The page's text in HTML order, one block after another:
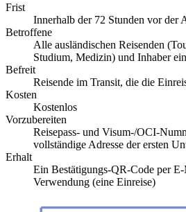
Frist
Innerhalb der 72 Stunden vor der
Betroffene
Alle ausländischen Reisenden
Studium, Medizin) und Inhaber
Befreit
Reisende im Transit, die die
Kosten
Kostenlos
Vorzubereiten
Reisepass- und Visum-/OCI-
vollständige Adresse der ersten
Erhalt
Ein Bestätigungs-QR-Code per
Verwendung (eine Einreise)